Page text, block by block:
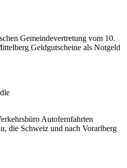
Gemeindevertretung vom 10.
Geldgutscheine als Notgeld
Autofernfahrten
die Schweiz und nach Vorarlberg